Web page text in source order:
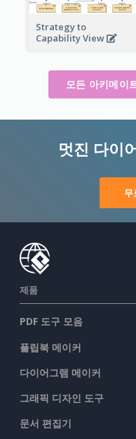
Strategy to
Capability View
모든 아키메이
멋진 다이
무
제품
PDF 도구 모음
플립북 메이커
다이어그램 메이커
그래픽 디자인 도구
문서 편집기